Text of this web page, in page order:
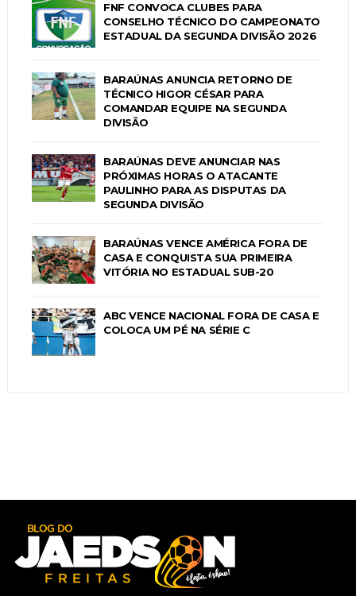
FNF CONVOCA CLUBES PARA
CONSELHO TÉCNICO DO CAMPEONATO
ESTADUAL DA SEGUNDA DIVISÃO 2026
BARAÚNAS ANUNCIA RETORNO DE
TÉCNICO HIGOR CÉSAR PARA
COMANDAR EQUIPE NA SEGUNDA
DIVISÃO
BARAÚNAS DEVE ANUNCIAR NAS
PRÓXIMAS HORAS O ATACANTE
PAULINHO PARA AS DISPUTAS DA
SEGUNDA DIVISÃO
BARAÚNAS VENCE AMÉRICA FORA DE
CASA E CONQUISTA SUA PRIMEIRA
VITÓRIA NO ESTADUAL SUB-20
ABC VENCE NACIONAL FORA DE CASA E
COLOCA UM PÉ NA SÉRIE C